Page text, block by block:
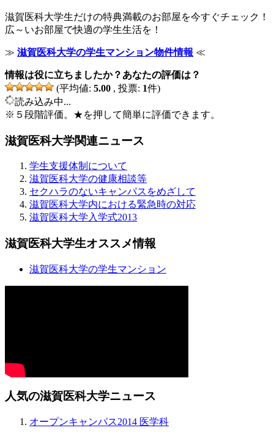
滋賀医科大学生だけの特典満載のお部屋を今すぐチェック！
広～いお部屋で快適の学生生活を！
≫ 滋賀医科大学の学生マンション物件情報 ≪
情報は役に立ちましたか？あなたの評価は？
(平均値: 5.00 , 投票: 1件)
読み込み中...
※５段階評価。★を押して簡単に評価できます。
滋賀医科大学関連ニュース
学生支援体制について
滋賀医科大学の健康相談等
セクハラのないキャンパスをめざして
滋賀医科大学内における緊急時の対応
滋賀医科大学入学式2013
滋賀医科大学生オススメ情報
滋賀医科大学の学生マンション
人気の滋賀医科大学ニュース
オープンキャンパス2014 医学科